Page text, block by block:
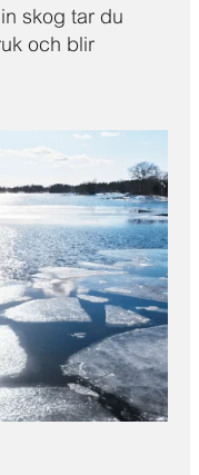
skog tar du
och blir